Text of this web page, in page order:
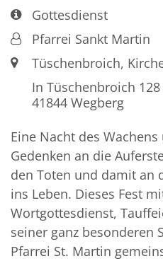
Art bzw. Nummer:
Gottesdienst
Von:Pfarrei Sankt Martin
Ort:Tüschenbroich,
In Tüschenbroich 128
41844 Wegberg
Eine Nacht des
Gedenken an die
den Toten und damit an
ins Leben. Dieses Fest
Wortgottesdienst,
seiner ganz besonderen
Pfarrei St. Martin